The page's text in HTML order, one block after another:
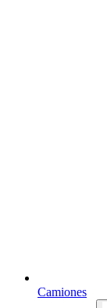
Camiones